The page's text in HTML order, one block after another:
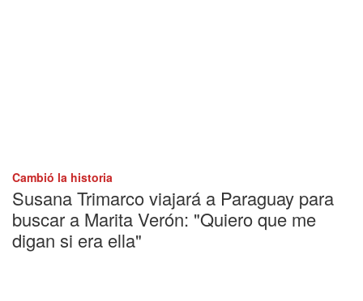
Cambió la historia
Susana Trimarco viajará a Paraguay para
buscar a Marita Verón: "Quiero que me
digan si era ella"